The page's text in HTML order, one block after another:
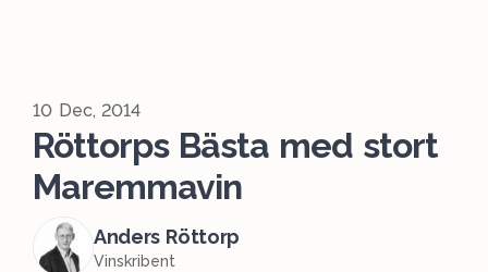
10 Dec, 2014
Röttorps Bästa med stort
Maremmavin
Anders Röttorp
Vinskribent